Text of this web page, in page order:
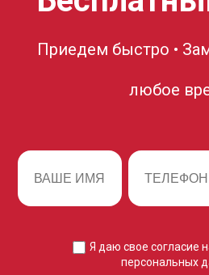
Приедем быстро •
любое
Я даю свое согласие
персональных